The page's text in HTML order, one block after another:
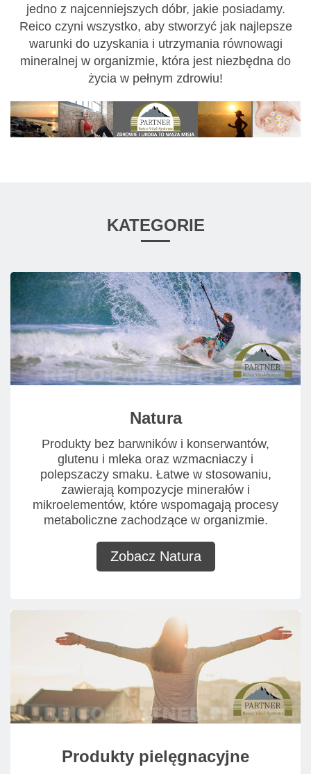
jedno z najcenniejszych dóbr, jakie posiadamy.
Reico czyni wszystko, aby stworzyć jak najlepsze
warunki do uzyskania i utrzymania równowagi
mineralnej w organizmie, która jest niezbędna do
życia w pełnym zdrowiu!
KATEGORIE
Natura
Produkty bez barwników i konserwantów,
glutenu i mleka oraz wzmacniaczy i
polepszaczy smaku. Łatwe w stosowaniu,
zawierają kompozycje minerałów i
mikroelementów, które wspomagają procesy
metaboliczne zachodzące w organizmie.
Zobacz Natura
Produkty pielęgnacyjne